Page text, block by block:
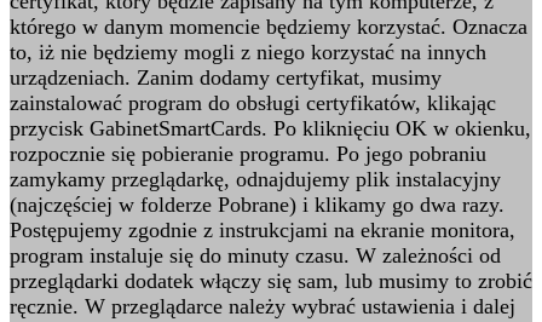
którego w danym momencie będziemy korzystać. Oznacza
to, iż nie będziemy mogli z niego korzystać na innych
urządzeniach. Zanim dodamy certyfikat, musimy
zainstalować program do obsługi certyfikatów, klikając
przycisk GabinetSmartCards. Po kliknięciu OK w okienku,
rozpocznie się pobieranie programu. Po jego pobraniu
zamykamy przeglądarkę, odnajdujemy plik instalacyjny
(najczęściej w folderze Pobrane) i klikamy go dwa razy.
Postępujemy zgodnie z instrukcjami na ekranie monitora,
program instaluje się do minuty czasu. W zależności od
przeglądarki dodatek włączy się sam, lub musimy to zrobić
ręcznie. W przeglądarce należy wybrać ustawienia i dalej